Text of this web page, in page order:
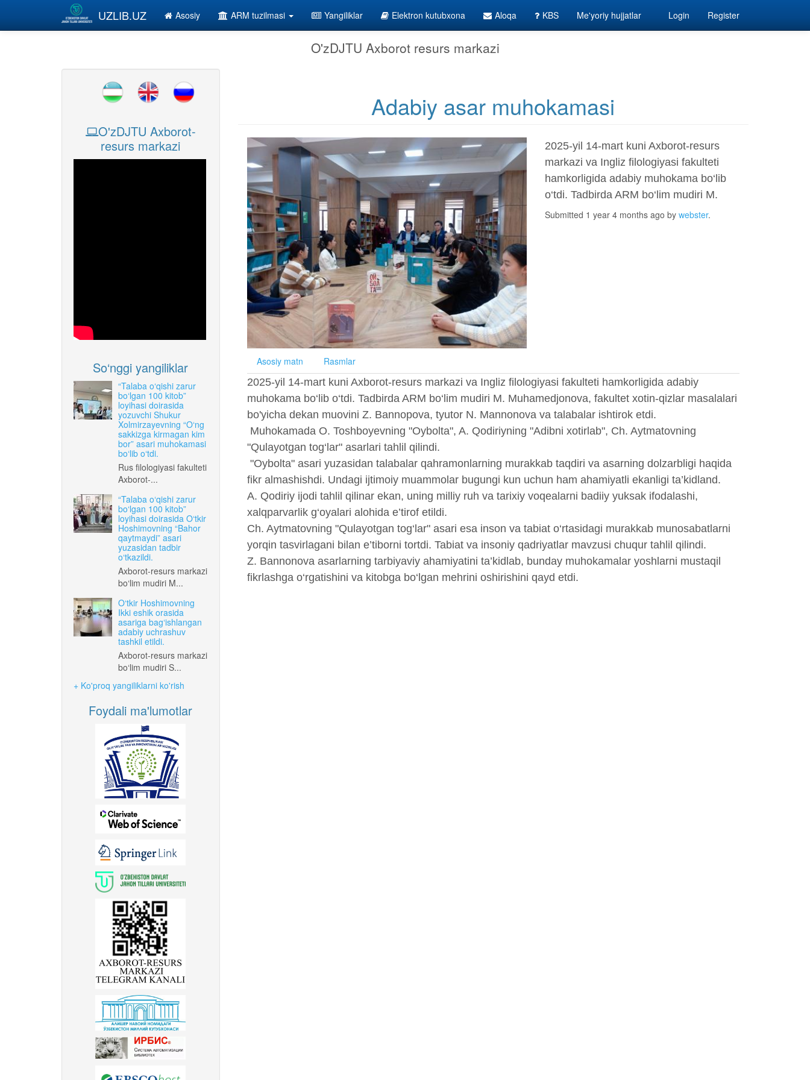
Skip to main content
UZLIB.UZ Asosiy ARM tuzilmasi Yangiliklar Elektron kutubxona Aloqa KBS Me'yoriy hujjatlar Login Register
O'zDJTU Axborot resurs markazi
Adabiy asar muhokamasi
2025-yil 14-mart kuni Axborot-resurs
markazi va Ingliz filologiyasi fakulteti
hamkorligida adabiy muhokama bo‘lib
o‘tdi. Tadbirda ARM bo‘lim mudiri M.
Submitted 1 year 4 months ago by webster.
Asosiy matn
Rasmlar
2025-yil 14-mart kuni Axborot-resurs markazi va Ingliz filologiyasi fakulteti hamkorligida adabiy
muhokama bo‘lib o‘tdi. Tadbirda ARM bo‘lim mudiri M. Muhamedjonova, fakultet xotin-qizlar masalalari
bo'yicha dekan muovini Z. Bannopova, tyutor N. Mannonova va talabalar ishtirok etdi.
Muhokamada O. Toshboyevning "Oybolta", A. Qodiriyning "Adibni xotirlab", Ch. Aytmatovning
"Qulayotgan tog‘lar" asarlari tahlil qilindi.
"Oybolta" asari yuzasidan talabalar qahramonlarning murakkab taqdiri va asarning dolzarbligi haqida
fikr almashishdi. Undagi ijtimoiy muammolar bugungi kun uchun ham ahamiyatli ekanligi ta’kidland.
A. Qodiriy ijodi tahlil qilinar ekan, uning milliy ruh va tarixiy voqealarni badiiy yuksak ifodalashi,
xalqparvarlik g‘oyalari alohida e’tirof etildi.
Ch. Aytmatovning "Qulayotgan tog‘lar" asari esa inson va tabiat o‘rtasidagi murakkab munosabatlarni
yorqin tasvirlagani bilan e’tiborni tortdi. Tabiat va insoniy qadriyatlar mavzusi chuqur tahlil qilindi.
Z. Bannonova asarlarning tarbiyaviy ahamiyatini ta’kidlab, bunday muhokamalar yoshlarni mustaqil
fikrlashga o‘rgatishini va kitobga bo‘lgan mehrini oshirishini qayd etdi.
O'zDJTU Axborot-
resurs markazi
So‘nggi yangiliklar
“Talaba o‘qishi zarur
bo‘lgan 100 kitob”
loyihasi doirasida
yozuvchi Shukur
Xolmirzayevning “O‘ng
sakkizga kirmagan kim
bor” asari muhokamasi
bo‘lib o‘tdi.
Rus filologiyasi fakulteti
Axborot-...
“Talaba o‘qishi zarur
bo‘lgan 100 kitob”
loyihasi doirasida O‘tkir
Hoshimovning “Bahor
qaytmaydi” asari
yuzasidan tadbir
o‘tkazildi.
Axborot-resurs markazi
bo‘lim mudiri M...
O‘tkir Hoshimovning
Ikki eshik orasida
asariga bag‘ishlangan
adabiy uchrashuv
tashkil etildi.
Axborot-resurs markazi
bo‘lim mudiri S...
+ Ko'proq yangiliklarni ko'rish
Foydali ma'lumotlar